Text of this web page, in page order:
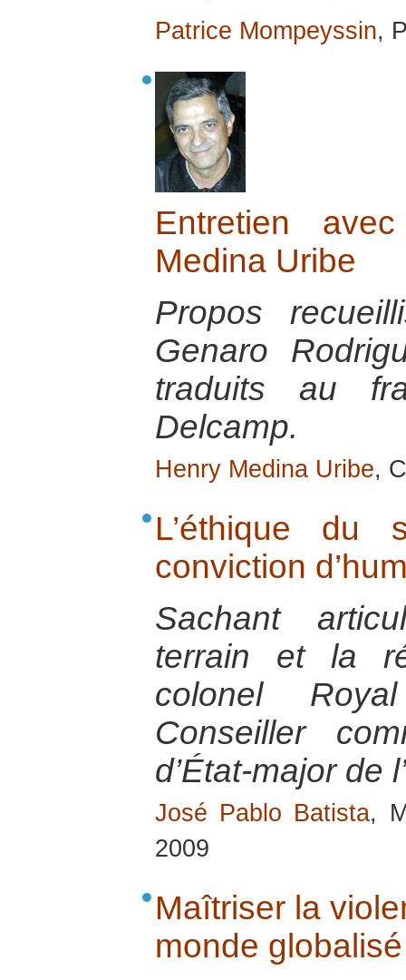
Patrice Mompeyssin,
Entretien
Medina Uribe
Propos
Genaro
traduits au
Delcamp.
Henry Medina Uribe,
L’éthique du
conviction
Sachant
terrain et la
colonel
Conseiller
d’État-major de
José Pablo Batista,
2009
Maîtriser la
monde globalisé